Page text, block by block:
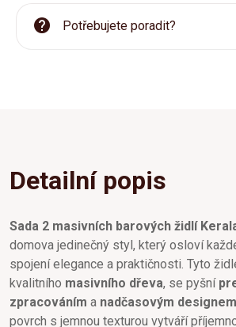
Potřebujete poradit?
Detailní popis
Sada 2 masivních barových židlí
domova jedinečný styl, který osloví
spojení elegance a praktičnosti. Tyto
kvalitního masivního dřeva, se pyšní
zpracováním a nadčasovým designem
povrch s jemnou texturou vytváří